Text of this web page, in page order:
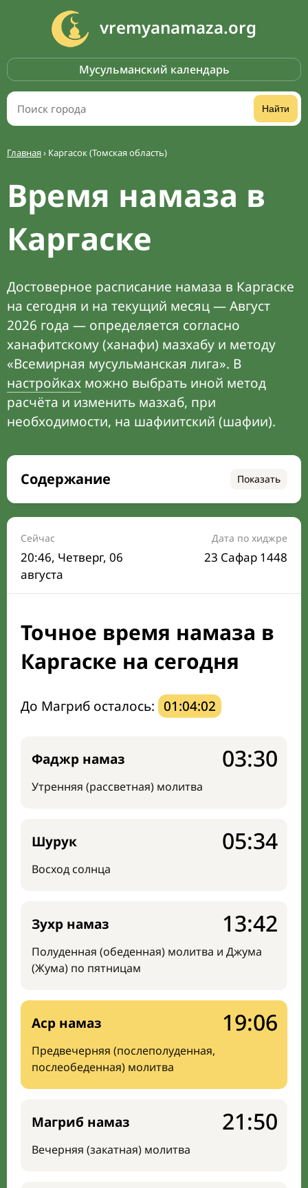
vremyanamaza.org
Мусульманский календарь
Найти
Главная› Каргасок (Томская область)
Время намаза в
Каргаске
Достоверное расписание намаза в Каргаске
на сегодня и на текущий месяц — Август
2026 года — определяется согласно
ханафитскому (ханафи) мазхабу и методу
«Всемирная мусульманская лига». В
настройках можно выбрать иной метод
расчёта и изменить мазхаб, при
необходимости, на шафиитский (шафии).
Содержание Показать
Время намаза на сегодня
Расписание на месяц
Время Сухура и Ифтара на сегодня
Календарь рамадана
Направление киблы
Сейчас
20:46, Четверг, 06
августа
Дата по хиджре
23 Сафар 1448
Точное время намаза в
Каргаске на сегодня
До Магриб осталось: 01:04:01
Фаджр намаз
Утренняя (рассветная) молитва
03:30
Шурук
Восход солнца
05:34
Зухр намаз
Полуденная (обеденная) молитва и Джума
(Жума) по пятницам
13:42
Аср намаз
Предвечерняя (послеполуденная,
послеобеденная) молитва
19:06
Магриб намаз
Вечерняя (закатная) молитва
21:50